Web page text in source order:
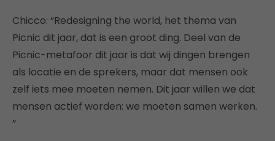
Chicco: “Redesigning the world, het thema van
Picnic dit jaar, dat is een groot ding. Deel van de
Picnic-metafoor dit jaar is dat wij dingen brengen
als locatie en de sprekers, maar dat mensen ook
zelf iets mee moeten nemen. Dit jaar willen we dat
mensen actief worden: we moeten samen werken.
”